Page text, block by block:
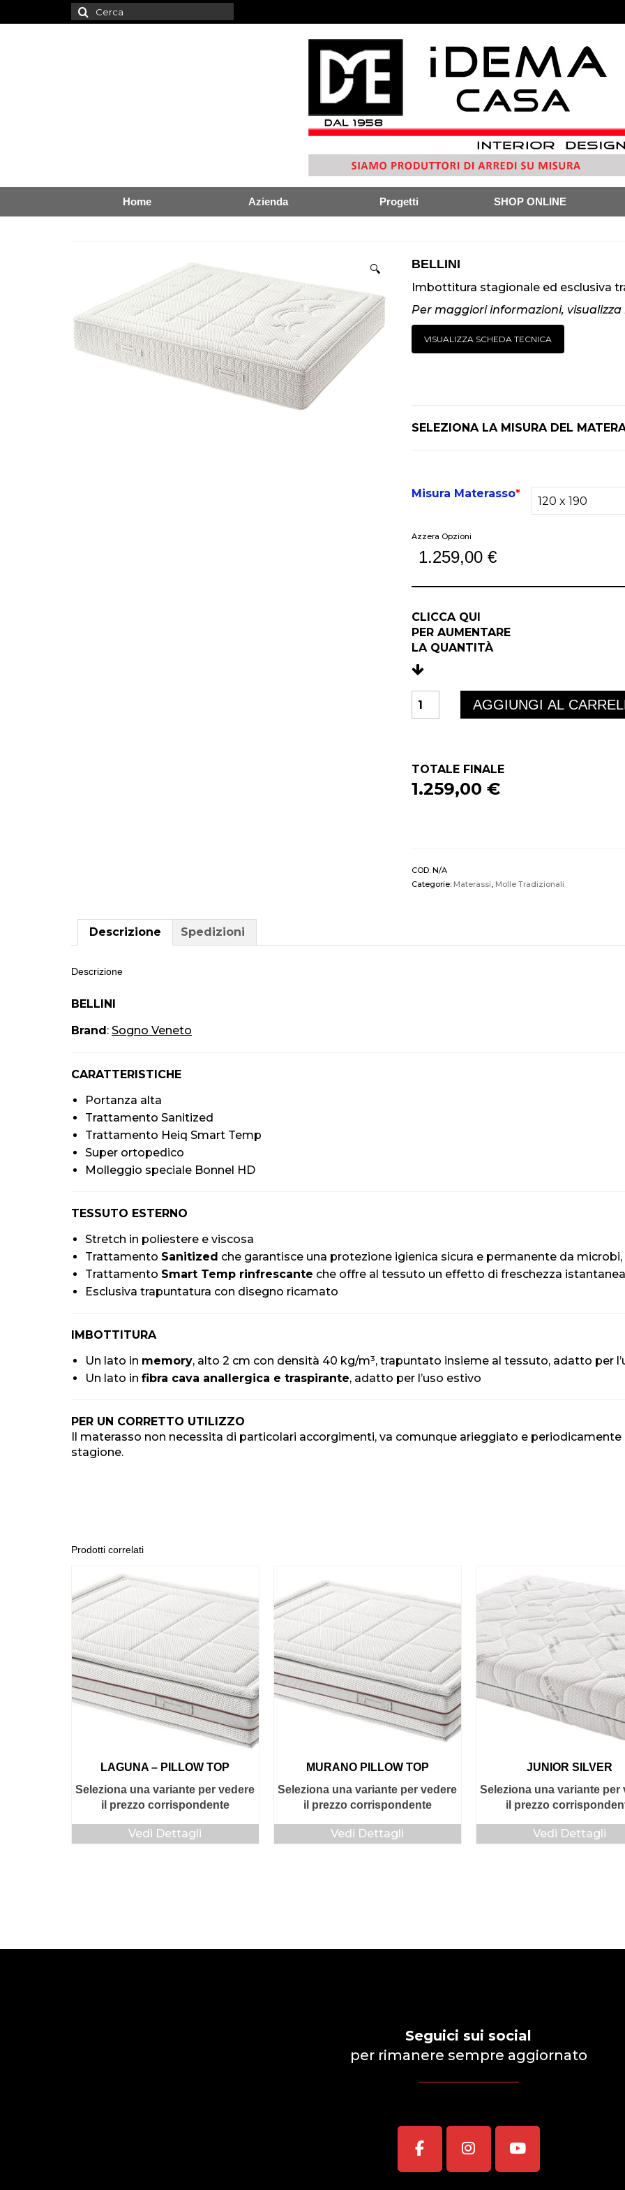
Cerca:
Home Azienda Progetti SHOP ONLINE
🔍 BELLINI
Imbottitura stagionale ed esclusiva
Per maggiori informazioni,
VISUALIZZA SCHEDA TECNICA
SELEZIONA LA MISURA DEL
Misura Materasso*
Azzera Opzioni
1.259,00 €
CLICCA QUI
PER AUMENTARE
LA QUANTITÀ
quantità
AGGIUNGI AL
TOTALE FINALE
1.259,00 €
COD: N/A
Categorie: Materassi, Molle Tradizionali
Descrizione Spedizioni
Descrizione
BELLINI
Brand: Sogno Veneto
CARATTERISTICHE
Portanza alta
Trattamento Sanitized
Trattamento Heiq Smart Temp
Super ortopedico
Molleggio speciale Bonnel HD
TESSUTO ESTERNO
Stretch in poliestere e viscosa
Trattamento Sanitized che garantisce una protezione igienica sicura e permanente da
Trattamento Smart Temp rinfrescante che offre al tessuto un effetto di freschezza
Esclusiva trapuntatura con disegno ricamato
IMBOTTITURA
Un lato in memory, alto 2 cm con densità 40 kg/m³, trapuntato insieme al tessuto, adatto per
Un lato in fibra cava anallergica e traspirante, adatto per l’uso estivo
PER UN CORRETTO UTILIZZO
Il materasso non necessita di particolari accorgimenti, va comunque arieggiato e
stagione.
Prodotti correlati
LAGUNA – PILLOW TOP
Seleziona una variante per vedere
il prezzo corrispondente
Vedi Dettagli
MURANO PILLOW TOP
Seleziona una variante per vedere
il prezzo corrispondente
Vedi Dettagli
JUNIOR SILVER
Seleziona una variante per
il prezzo
Vedi Dettagli
Seguici sui social
per rimanere sempre aggiornato